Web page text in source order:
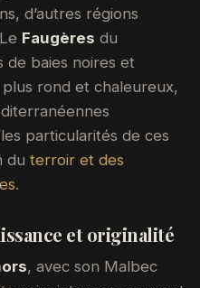
d’autres régions
Faugères du
de baies noires et
plus rond et chaleureux,
particularités de ces
du terroir et des
.
et originalité
, avec son Malbec